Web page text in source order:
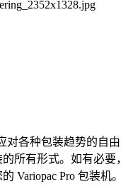
对各种包装趋势的自由
所有形式。如有必要，
Variopac Pro 包装机。